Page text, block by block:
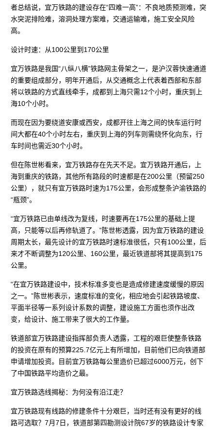
者总结说，宜万铁路的建设存在“四难一高”：不良地质预测难，突
水突泥排险难，溶洞处理方案难，交通运输难，施工安全风险
高。
设计时速：从100公里到170公里
宜万铁路是我国“八纵八横”铁路网主骨架之一，是沪汉蓉快速通道
的重要组成部分，明年开通后，从交通概念上代表着西部和东部
将以铁路的方式直线牵手，成都到上海只需12个小时，重庆到上
海10个小时。
而现在因为要绕道安康或西安，成都开往上海之间的快车运行时
间大都在40个小时左右，重庆到上海的列车则需绕怀化向东，行
车时间也需近30个小时。
但在陈世彬看来，宜万铁路存在先天不足。宜万铁路开通后，上
海到重庆的铁路，其他所有路段的时速都是在200公里（预留250
公里），就只有宜万铁路时速为175公里，会形成整条沪渝铁路的
“瓶颈”。
“宜万铁路已由单线改为复线，时速要再在175公里的基础上提
高，只能等以后再修轨道了。”陈世彬透露，因为宜万铁路的建设
周期太长，最先设计的宜万铁路时速标准很低，只有100公里，后
来才不断调整为120公里、160公里，最近铁道部将其提高到175
公里。
“在宜万铁路建设中，技术标准多变也是造成修建速度缓慢的原因
之一。”陈世彬表示，速度标准的变化，相应地会引起铁路坡度、
平面半径等一系列设计系数的调整，建设施工方面也须作出改
变，给设计、施工带来了很大的工作量。
铁道部宜万铁路建设指挥部负责人透露，工程的艰巨使整条铁路
的投资在原有的预算225.7亿元上有所增加，目前他们已向铁道部
申请增加投资。目前宜万铁路每公里造价已超过6000万元，创下
了中国铁路平均造价之最。
宜万铁路选线揭秘：为何没有沿江走？
宜万铁路现有线路的修建条件十分艰巨，当时还有没有更好的线
路可选取？7月7日，铁道部第四勘测设计院67岁的铁路设计专家